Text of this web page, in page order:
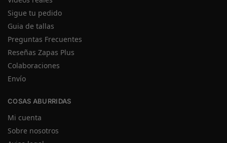
Sigue tu pedido
Guia de tallas
Preguntas Frecuentes
Reseñas Zapas Plus
Colaboraciones
Envío
COSAS ABURRIDAS
Mi cuenta
Sobre nosotros